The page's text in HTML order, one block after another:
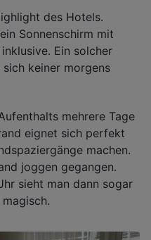
des Hotels.
Sonnenschirm mit
Ein solcher
keiner morgens
mehrere Tage
eignet sich perfekt
machen.
joggen gegangen.
sieht man dann sogar